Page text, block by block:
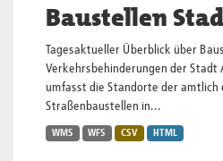
Baustellen
Tagesaktueller Überblick über
Verkehrsbehinderungen der Stadt
umfasst die Standorte der amtlich
Straßenbaustellen in...
WMS WFS CSV HTML